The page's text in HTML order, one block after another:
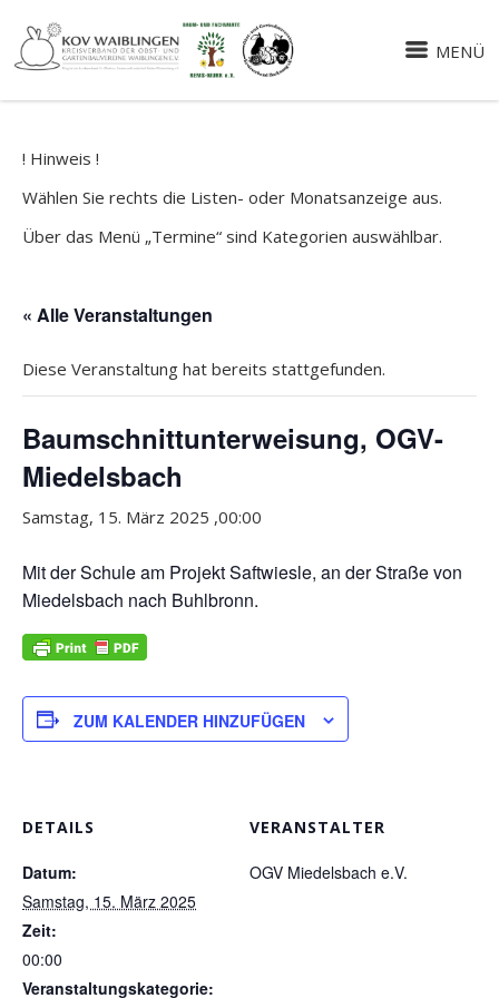
MENÜ
! Hinweis !
Wählen Sie rechts die Listen- oder Monatsanzeige aus.
Über das Menü „Termine“ sind Kategorien auswählbar.
« Alle Veranstaltungen
Diese Veranstaltung hat bereits stattgefunden.
Baumschnittunterweisung, OGV-
Miedelsbach
Samstag, 15. März 2025 ,00:00
Mit der Schule am Projekt Saftwiesle, an der Straße von
Miedelsbach nach Buhlbronn.
ZUM KALENDER HINZUFÜGEN
DETAILS
Datum:
Samstag, 15. März 2025
Zeit:
00:00
Veranstaltungskategorie:
VERANSTALTER
OGV Miedelsbach e.V.